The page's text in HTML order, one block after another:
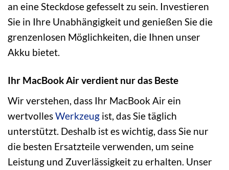
an eine Steckdose gefesselt zu sein. Investieren
Sie in Ihre Unabhängigkeit und genießen Sie die
grenzenlosen Möglichkeiten, die Ihnen unser
Akku bietet.
Ihr MacBook Air verdient nur das Beste
Wir verstehen, dass Ihr MacBook Air ein
wertvollesWerkzeug ist, das Sie täglich
unterstützt. Deshalb ist es wichtig, dass Sie nur
die besten Ersatzteile verwenden, um seine
Leistung und Zuverlässigkeit zu erhalten. Unser